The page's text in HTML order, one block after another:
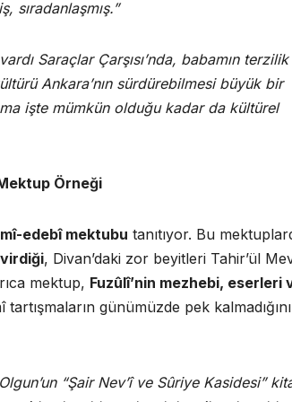
sıradanlaşmış.”
Saraçlar Çarşısı’nda, babamın terzilik
Ankara’nın sürdürebilmesi büyük bir
işte mümkün olduğu kadar da kültürel
Örneği
edebî mektubu tanıtıyor. Bu
, Divan’daki zor beyitleri Tahir’ül
mektup, Fuzûlî’nin mezhebi, eserleri
günümüzde pek kalmadığını
“Şair Nev’î ve Sûriye Kasidesi”